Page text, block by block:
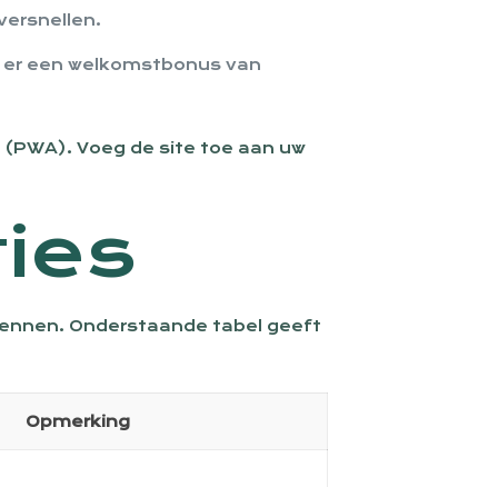
een welkomstbonus van
Voeg de site toe aan uw
Onderstaande tabel geeft
Opmerking